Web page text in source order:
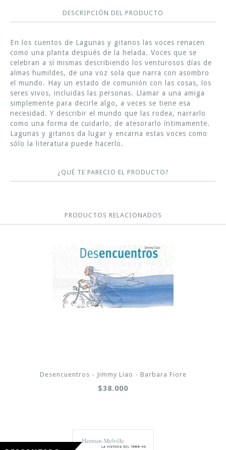
DESCRIPCIÓN DEL PRODUCTO
En los cuentos de Lagunas y gitanos las voces renacen
como una planta después de la helada. Voces que se
celebran a sí mismas describiendo los venturosos días de
almas humildes, de una voz sola que narra con asombro
el mundo. Hay un estado de comunión con las cosas, los
seres vivos, incluidas las personas. Llamar a una amiga
simplemente para decirle algo, a veces se tiene esa
necesidad. Y describir el mundo que las rodea, narrarlo
como una forma de cuidarlo, de atesorarlo íntimamente.
Lagunas y gitanos da lugar y encarna estas voces como
sólo la literatura puede hacerlo.
¿QUÉ TE PARECIO EL PRODUCTO?
PRODUCTOS RELACIONADOS
Desencuentros - Jimmy Liao - Barbara Fiore
$38.000